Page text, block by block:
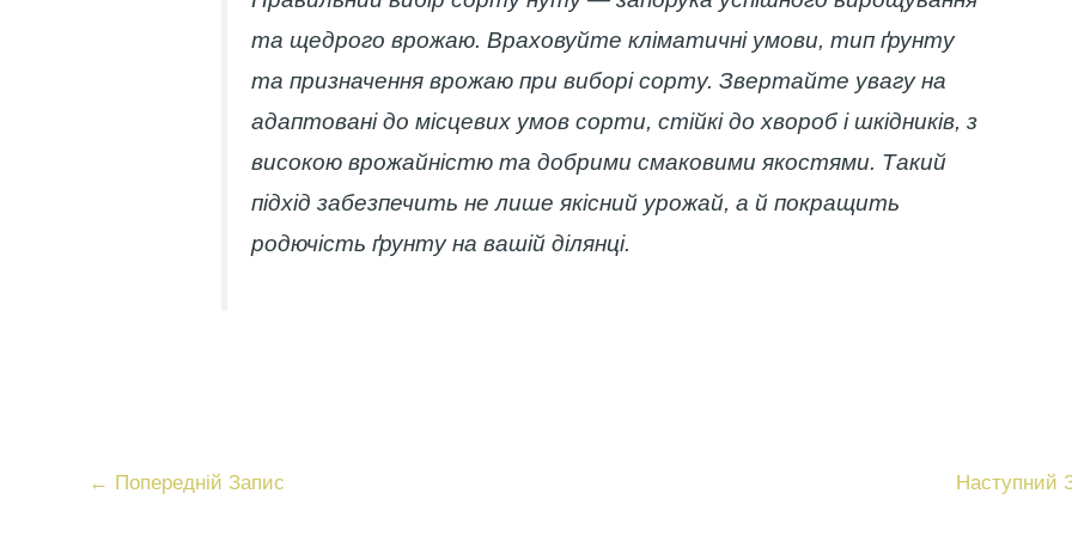
та щедрого врожаю. Враховуйте кліматичні умови, тип ґрунту
та призначення врожаю при виборі сорту. Звертайте увагу на
адаптовані до місцевих умов сорти, стійкі до хвороб і шкідників, з
високою врожайністю та добрими смаковими якостями. Такий
підхід забезпечить не лише якісний урожай, а й покращить
родючість ґрунту на вашій ділянці.
← Попередній Запис Наступний